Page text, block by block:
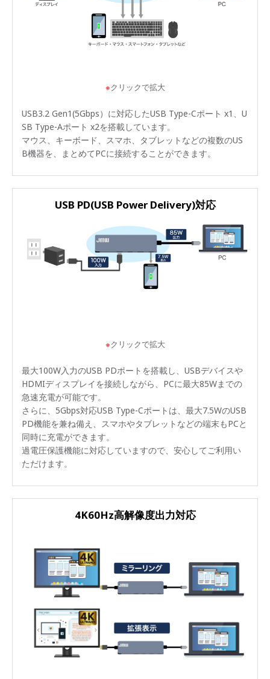
※クリックで拡大
USB3.2 Gen1(5Gbps）に対応したUSB Type-Cポート x1、U
SB Type-Aポート x2を搭載しています。
マウス、キーボード、スマホ、タブレットなどの複数のUS
B機器を、まとめてPCに接続することができます。
USB PD(USB Power Delivery)対応
※クリックで拡大
最大100W入力のUSB PDポートを搭載し、USBデバイスや
HDMIディスプレイを接続しながら、PCに最大85Wまでの
急速充電が可能です。
さらに、5Gbps対応USB Type-Cポートは、最大7.5WのUSB
PD機能を兼ね備え、スマホやタブレットなどの端末もPCと
同時に充電ができます。
過電圧保護機能に対応していますので、安心してご利用い
ただけます。
4K60Hz高解像度出力対応